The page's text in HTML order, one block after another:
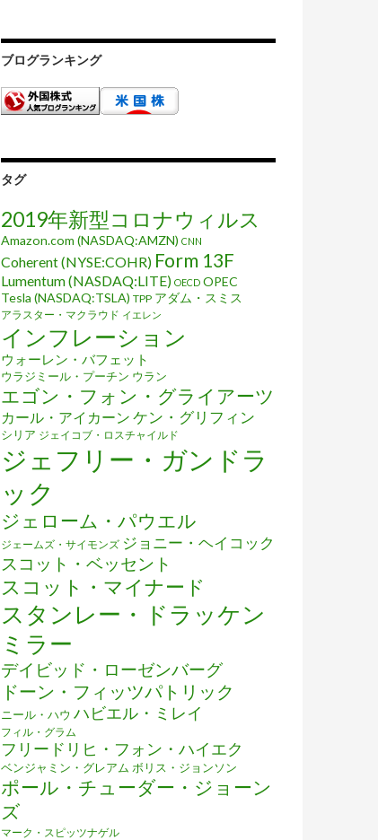
ブログランキング
タグ
2019年新型コロナウィルス
Amazon.com (NASDAQ:AMZN) CNN
Coherent (NYSE:COHR) Form 13F
Lumentum (NASDAQ:LITE) OECD OPEC
Tesla (NASDAQ:TSLA) TPP アダム・スミス
アラスター・マクラウド イエレン
インフレーション
ウォーレン・バフェット
ウラジミール・プーチン ウラン
エゴン・フォン・グライアーツ
カール・アイカーン ケン・グリフィン
シリア ジェイコブ・ロスチャイルド
ジェフリー・ガンドラ
ック
ジェローム・パウエル
ジェームズ・サイモンズ ジョニー・ヘイコック
スコット・ベッセント
スコット・マイナード
スタンレー・ドラッケン
ミラー
デイビッド・ローゼンバーグ
ドーン・フィッツパトリック
ニール・ハウ ハビエル・ミレイ
フィル・グラム
フリードリヒ・フォン・ハイエク
ベンジャミン・グレアム ボリス・ジョンソン
ポール・チューダー・ジョーン
ズ
マーク・スピッツナゲル